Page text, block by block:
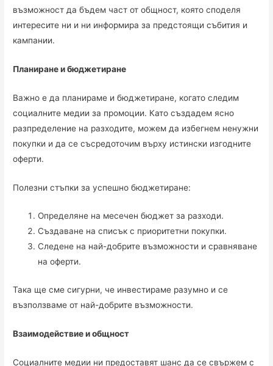
възможност да бъдем част от общност, която споделя
интересите ни и ни информира за предстоящи събития и
кампании.
Планиране и бюджетиране
Важно е да планираме и бюджетиране, когато следим
социалните медии за промоции. Като създадем ясно
разпределение на разходите, можем да избегнем ненужни
покупки и да се съсредоточим върху истински изгодните
оферти.
Полезни стъпки за успешно бюджетиране:
Определяне на месечен бюджет за разходи.
Създаване на списък с приоритетни покупки.
Следене на най-добрите възможности и сравняване
на оферти.
Така ще сме сигурни, че инвестираме разумно и се
възползваме от най-добрите възможности.
Взаимодействие и общност
Социалните медии ни предоставят шанс да се свържем с